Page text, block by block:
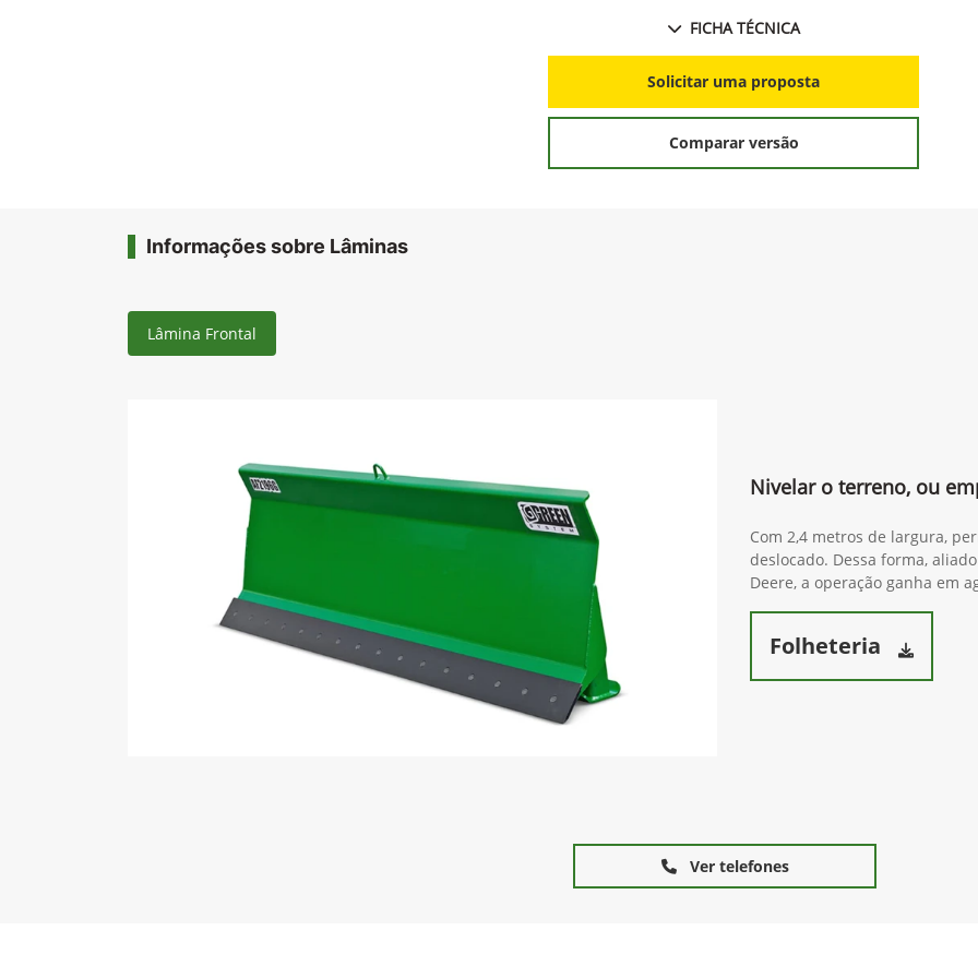
FICHA TÉCNICA
Solicitar uma proposta
Comparar versão
Informações sobre Lâminas
Lâmina Frontal
Nivelar o terreno, ou
Com 2,4 metros de largura,
deslocado. Dessa forma,
Deere, a operação ganha em
Folheteria
Ver telefones